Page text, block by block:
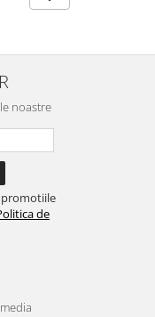
noastre
promotiile
de